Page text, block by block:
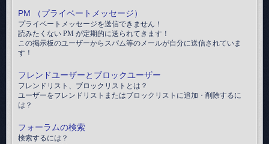
PM （プライベートメッセージ）
プライベートメッセージを送信できません！
読みたくない PM が定期的に送られてきます！
この掲示板のユーザーからスパム等のメールが自分に送信されていま
す！
フレンドユーザーとブロックユーザー
フレンドリスト、ブロックリストとは？
ユーザーをフレンドリストまたはブロックリストに追加・削除するに
は？
フォーラムの検索
検索するには？